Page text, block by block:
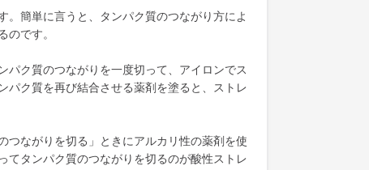
。簡単に言うと、タンパク質のつながり方によ
のです。
パク質のつながりを一度切って、アイロンでス
パク質を再び結合させる薬剤を塗ると、ストレ
つながりを切る」ときにアルカリ性の薬剤を使
てタンパク質のつながりを切るのが酸性ストレ